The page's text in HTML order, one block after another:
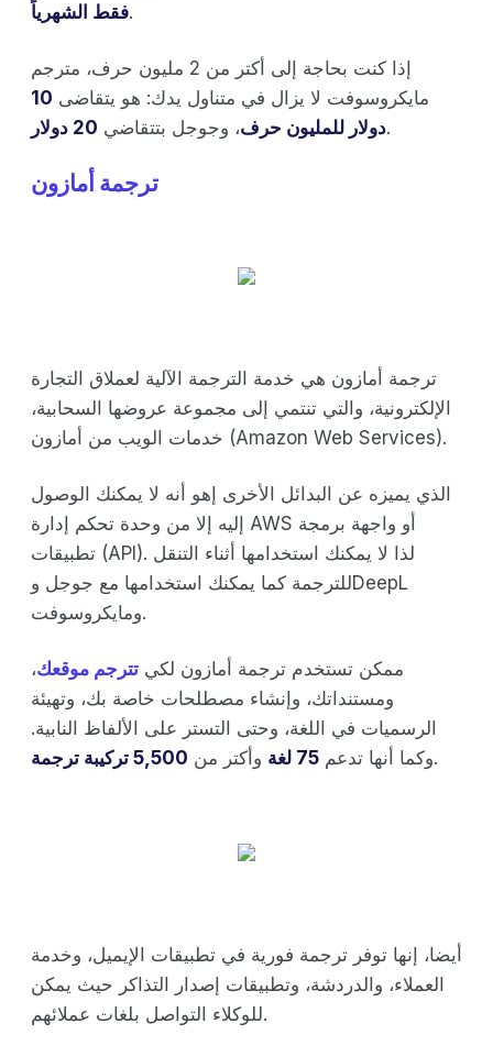
فقط الشهرياً.
إذا كنت بحاجة إلى أكتر من 2 مليون حرف، مترجم
مايكروسوفت لا يزال في متناول يدك: هو يتقاضى 10
دولار للمليون حرف، وجوجل بتتقاضي 20 دولار .
ترجمة أمازون
ترجمة أمازون هي خدمة الترجمة الآلية لعملاق التجارة
الإلكترونية، والتي تنتمي إلى مجموعة عروضها السحابية،
خدمات الويب من أمازون (Amazon Web Services).
الذي يميزه عن البدائل الأخرى إهو أنه لا يمكنك الوصول
إليه إلا من وحدة تحكم إدارة AWS أو واجهة برمجة
تطبيقات (API). لذا لا يمكنك استخدامها أثناء التنقل
للترجمة كما يمكنك استخدامها مع جوجل وDeepL
ومايكروسوفت.
ممكن تستخدم ترجمة أمازون لكي تترجم موقعك،
ومستنداتك، وإنشاء مصطلحات خاصة بك، وتهيئة
الرسميات في اللغة، وحتى التستر على الألفاظ النابية.
وكما أنها تدعم 75 لغة وأكتر من 5,500 تركيبة ترجمة .
أيضا، إنها توفر ترجمة فورية في تطبيقات الإيميل، وخدمة
العملاء، والدردشة، وتطبيقات إصدار التذاكر حيث يمكن
للوكلاء التواصل بلغات عملائهم.